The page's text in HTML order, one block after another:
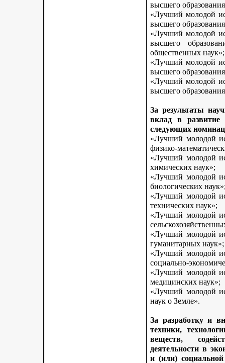
высшего
«Лучший молодой
высшего
«Лучший молодой
высшего
общественных наук»;
«Лучший молодой
высшего
«Лучший молодой
высшего
За результаты
вклад в развитие
следующих
«Лучший молодой
физико-
«Лучший молодой
химических наук»;
«Лучший молодой
биологических
«Лучший молодой
технических наук»;
«Лучший молодой
«Лучший молодой
гуманитарных наук»;
«Лучший молодой
социально-
«Лучший молодой
медицинских наук»;
«Лучший молодой
наук о Земле».
За разработку и
техники,
веществ,
деятельности в
и (или)